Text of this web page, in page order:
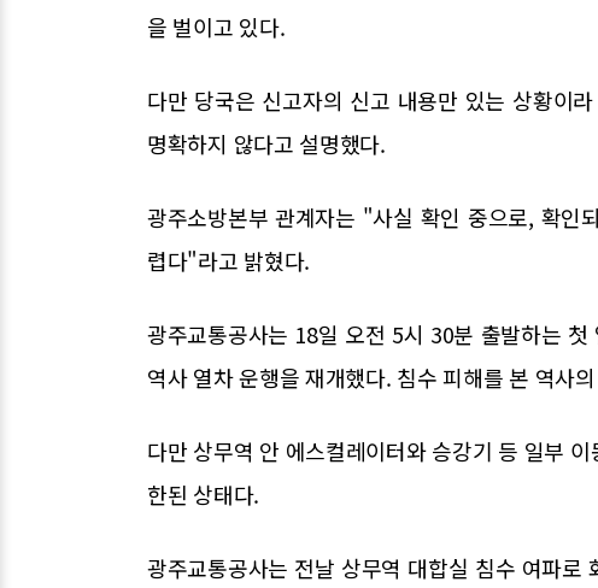
을 벌이고 있다.
다만 당국은 신고자의 신고 내용만 있는 상황이
명확하지 않다고 설명했다.
광주소방본부 관계자는 "사실 확인 중으로, 확인
렵다"라고 밝혔다.
광주교통공사는 18일 오전 5시 30분 출발하는
역사 열차 운행을 재개했다. 침수 피해를 본 역사
다만 상무역 안 에스컬레이터와 승강기 등 일부
한된 상태다.
광주교통공사는 전날 상무역 대합실 침수 여파